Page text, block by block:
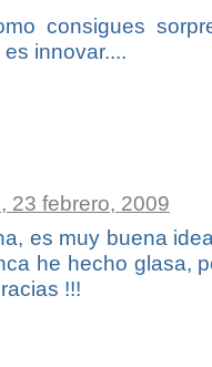
consigues
innovar....
23 febrero, 2009
es muy buena
he hecho glasa,
!!!